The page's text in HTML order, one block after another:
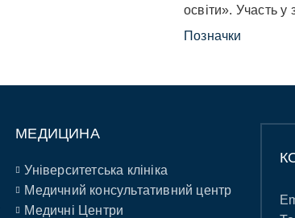
освіти». Участь у
Позначки
МЕДИЦИНА
Університетська клініка
Медичний консультативний центр
Медичні Центри